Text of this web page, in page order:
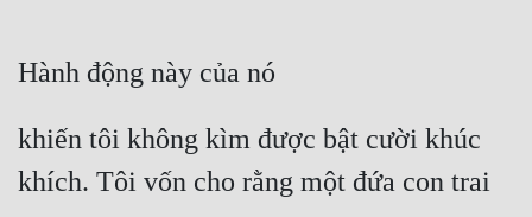
Xuyên Sách
Hành động này của nó
khiến tôi không kìm được bật cười khúc
khích. Tôi vốn cho rằng một đứa con trai